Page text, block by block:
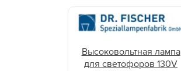
Высоковольтная лампа
для светофоров 130V